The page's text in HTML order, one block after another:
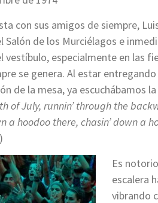
con sus amigos de siempre,
Salón de los Murciélagos e
vestíbulo, especialmente en las
se genera. Al estar
de la mesa, ya escuchábamos
of July, runnin’ through the
a hoodoo there, chasin’ down a
Es
escalera
vibrando